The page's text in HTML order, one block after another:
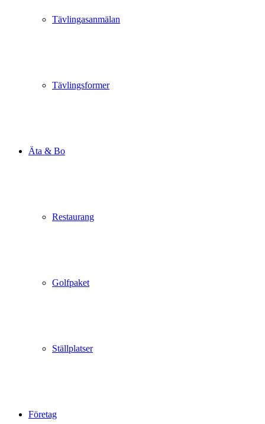
Tävlingasanmälan
Tävlingsformer
Äta & Bo
Restaurang
Golfpaket
Ställplatser
Företag